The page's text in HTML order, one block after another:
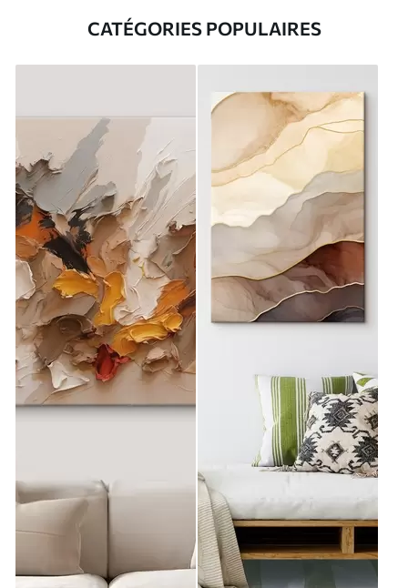
CATÉGORIES POPULAIRES